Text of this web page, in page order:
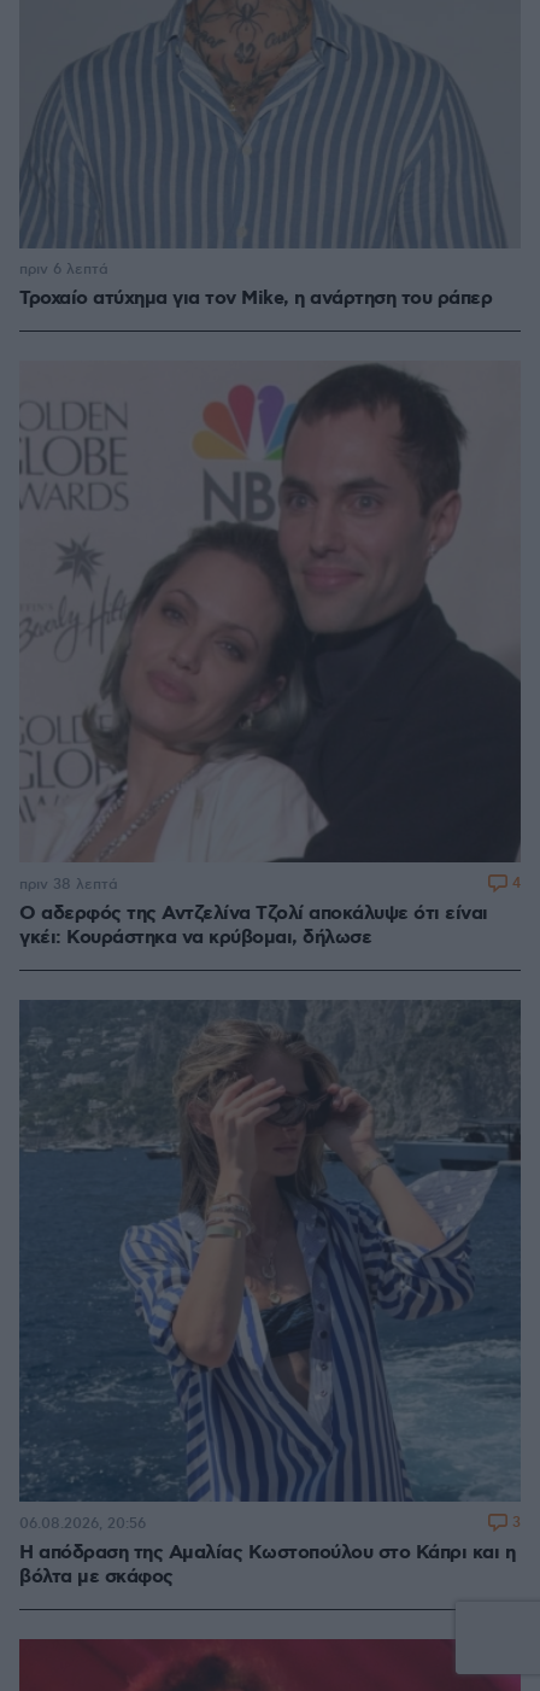
Τροχαίο ατύχημα για τον Mike, η ανάρτηση του ράπερ
πριν 6 λεπτά
Ο αδερφός της Αντζελίνα Τζολί αποκάλυψε ότι είναι
γκέι: Κουράστηκα να κρύβομαι, δήλωσε
πριν 38 λεπτά 4
Η απόδραση της Αμαλίας Κωστοπούλου στο Κάπρι και η
βόλτα με σκάφος
06.08.2026, 20:56 3